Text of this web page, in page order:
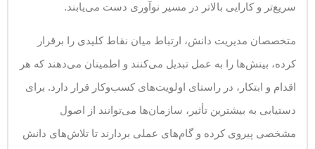
سریع‌تر و کارایی بالاتر در مسیر نوآوری دست می‌یابند.
متخصصان مدیریت دانش، ارتباط میان نقاط کلیدی را برقرار
کرده، بینش‌ها را به عمل تبدیل می‌کنند و اطمینان می‌دهند که هر
اقدام و ابتکار، در راستای اولویت‌های کسب‌وکار قرار دارد. برای
دستیابی به بیشترین تأثیر، سازمان‌ها می‌توانند از اصول
مشخصی پیروی کرده و گام‌های عملی بردارند تا تلاش‌های دانش